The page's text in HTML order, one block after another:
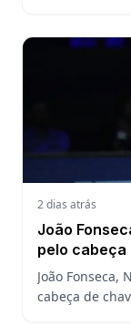
2 dias atrás
João
pelo cabeça
João
cabeça de